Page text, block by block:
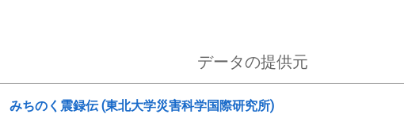
データの提供元
みちのく震録伝 (東北大学災害科学国際研究所)